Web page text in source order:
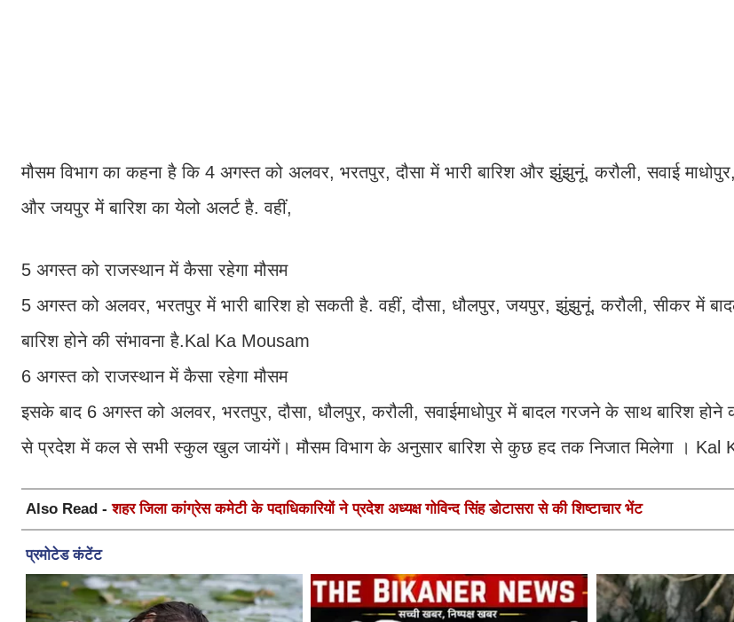
मौसम विभाग का कहना है कि 4 अगस्त को अलवर, भरतपुर, दौसा में भारी बारिश और झुंझुनूं, करौली, सवाई
और जयपुर में बारिश का येलो अलर्ट है. वहीं,
5 अगस्त को राजस्थान में कैसा रहेगा मौसम
5 अगस्त को अलवर, भरतपुर में भारी बारिश हो सकती है. वहीं, दौसा, धौलपुर, जयपुर, झुंझुनूं, करौली, सीकर में
बारिश होने की संभावना है.Kal Ka Mousam
6 अगस्त को राजस्थान में कैसा रहेगा मौसम
इसके बाद 6 अगस्त को अलवर, भरतपुर, दौसा, धौलपुर, करौली, सवाईमाधोपुर में बादल गरजने के साथ बारिश
से प्रदेश में कल से सभी स्कुल खुल जायंगें। मौसम विभाग के अनुसार बारिश से कुछ हद तक निजात मिलेगा । Kal
Also Read -शहर जिला कांग्रेस कमेटी के पदाधिकारियों ने प्रदेश अध्यक्ष गोविन्द सिंह डोटासरा से की शिष्टाचार भेंट